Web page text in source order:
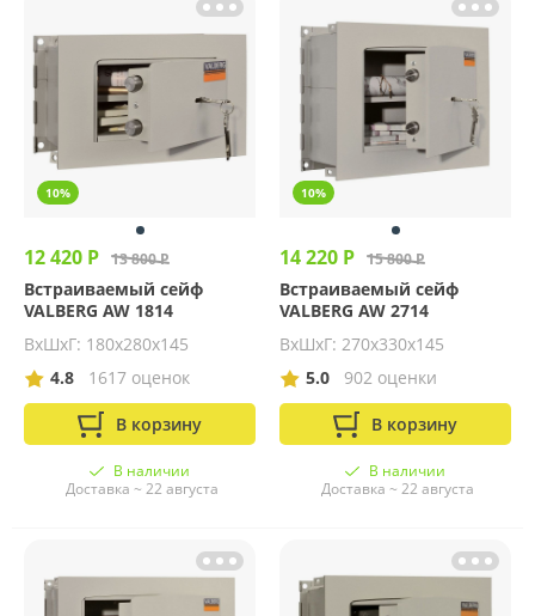
10%
12 420 Р 13 800 Р
Встраиваемый сейф
VALBERG AW 1814
ВхШхГ: 180х280х145
4.8
1617 оценок
В корзину
В наличии
Доставка ~ 22 августа
10%
14 220 Р 15 800 Р
Встраиваемый сейф
VALBERG AW 2714
ВхШхГ: 270х330х145
5.0
902 оценки
В корзину
В наличии
Доставка ~ 22 августа